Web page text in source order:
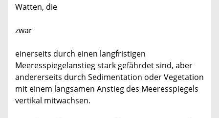
Watten, die
zwar
einerseits durch einen langfristigen
Meeresspiegelanstieg stark gefährdet sind, aber
andererseits durch Sedimentation oder Vegetation
mit einem langsamen Anstieg des Meeresspiegels
vertikal mitwachsen.